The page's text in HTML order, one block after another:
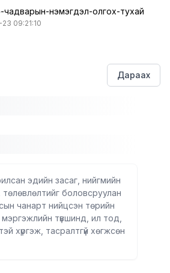
чадварын-нэмэгдэл-олгох-тухай
09:21:10
Дараах
эдийн засаг, нийгмийн
боловсруулан
чанарт нийцсэн төрийн
мэргэжлийн түвшинд, ил тод,
хүргэж, тасралтгүй хөгжсөн